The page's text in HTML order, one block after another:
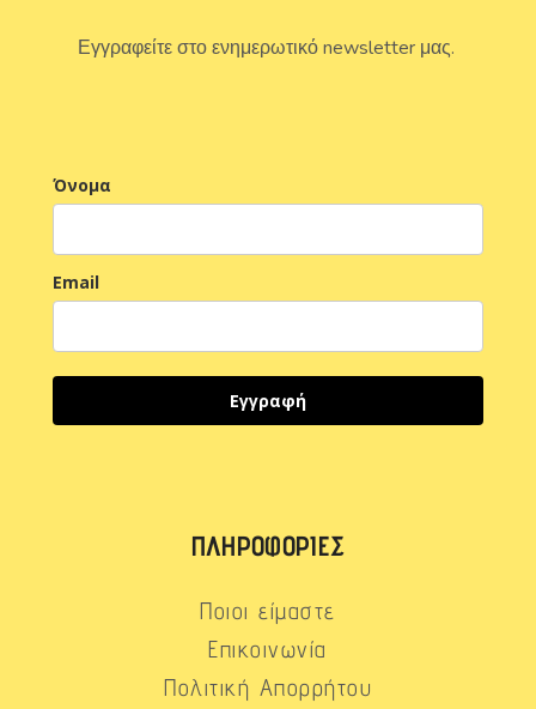
Εγγραφείτε στο ενημερωτικό newsletter μας.
Όνομα
Email
Εγγραφή
ΠΛΗΡΟΦΟΡΊΕΣ
Ποιοι είμαστε
Επικοινωνία
Πολιτική Απορρήτου